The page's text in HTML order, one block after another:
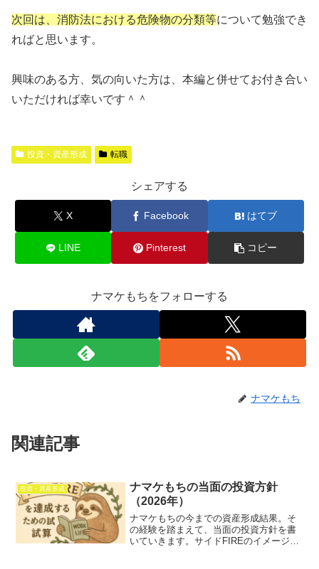
次回は、消防法における危険物の分類等について勉強でき
ればと思います。
興味のある方、気の向いた方は、本編と併せてお付き合い
いただければ幸いです＾＾
投資・資産形成 転職
シェアする
X Facebook はてブ
LINE Pinterest コピー
ナマケもちをフォローする
ナマケもち
関連記事
投資・資産形成
ナマケもちの当面の投資方針
（2026年）
ナマケもちの今までの資産形成結果。そ
の経験を踏まえて、当面の投資方針を書
いていきます。サイドFIREのイメージが